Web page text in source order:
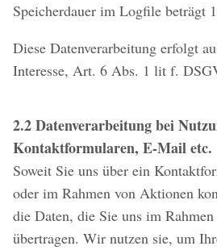
Speicherdauer im Logfile beträgt
Diese Datenverarbeitung erfolgt
Interesse, Art. 6 Abs. 1 lit f.
2.2 Datenverarbeitung bei
Kontaktformularen, E-Mail etc.
Soweit Sie uns über ein
oder im Rahmen von Aktionen
die Daten, die Sie uns im
übertragen. Wir nutzen sie, um